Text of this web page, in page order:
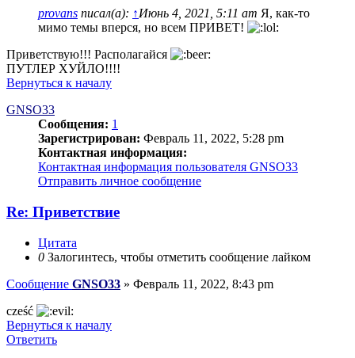
provans писал(а): ↑Июнь 4, 2021, 5:11 am Я, как-то
мимо темы вперся, но всем ПРИВЕТ!
Приветствую!!! Располагайся
ПУТЛЕР ХУЙЛО!!!!
Вернуться к началу
GNSO33
Сообщения: 1
Зарегистрирован: Февраль 11, 2022, 5:28 pm
Контактная информация:
Контактная информация пользователя GNSO33
Отправить личное сообщение
Re: Приветствие
Цитата
0 Залогинтесь, чтобы отметить сообщение лайком
Сообщение GNSO33 » Февраль 11, 2022, 8:43 pm
cześć
Вернуться к началу
Ответить